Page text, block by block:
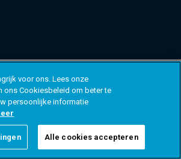
voor ons. Lees onze
ons Cookiesbeleid om beter te
persoonlijke informatie
Alle cookies accepteren